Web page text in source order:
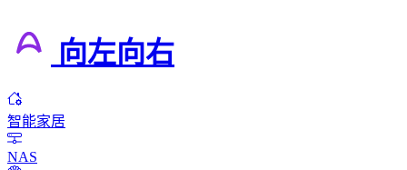
向左向右
智能家居
NAS